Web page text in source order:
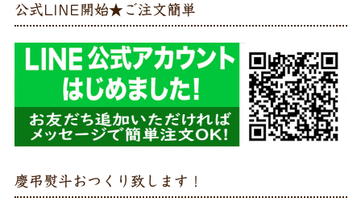
公式LINE開始★ご注文簡単
慶弔熨斗おつくり致します！